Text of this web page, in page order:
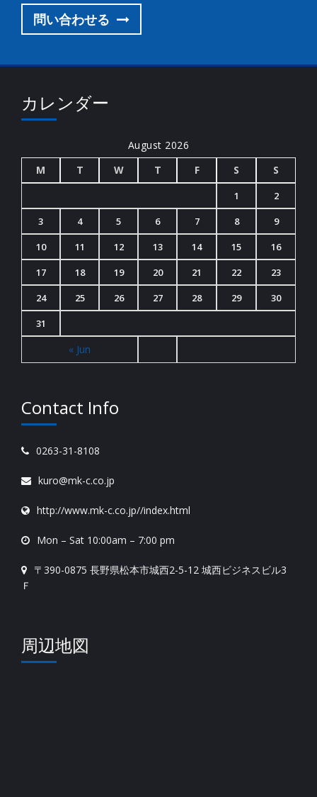
問い合わせる
カレンダー
August 2026
M
T W T F S S
« Jun
1
2
3
4 5 6 7 8
9
10
11 12 13 14 15
16
17
18 19 20 21 22
23
24
25 26 27 28 29
30
31
Contact Info
0263-31-8108
kuro@mk-c.co.jp
http://www.mk-c.co.jp//index.html
Mon – Sat 10:00am – 7:00 pm
〒390-0875 長野県松本市城西2-5-12 城西ビジネスビル3
Ｆ
周辺地図